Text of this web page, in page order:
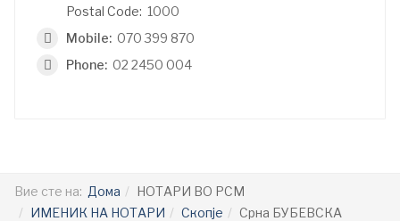
Postal Code: 1000
Mobile: 070 399 870
Phone: 02 2450 004
Вие сте на: Дома
НОТАРИ ВО РСМ
ИМЕНИК НА НОТАРИ
Скопје Срна БУБЕВСКА